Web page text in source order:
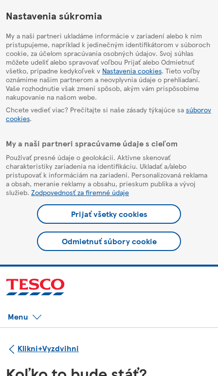
HelpPage
Nastavenia súkromia
My a naši partneri ukladáme informácie v zariadení alebo k nim
pristupujeme, napríklad k jedinečným identifikátorom v súboroch
cookie, za účelom spracúvania osobných údajov. Svoj súhlas
môžete udeliť alebo spravovať voľbou Prijať alebo Odmietnuť
všetko, prípadne kedykoľvek v Nastavenia cookies. Tieto voľby
oznámime našim partnerom a neovplyvnia údaje o prehliadaní.
Vaše rozhodnutie však zmení spôsob, akým vám prispôsobíme
nakupovanie na našom webe.
Chcete vedieť viac? Prečítajte si naše zásady týkajúce sa súborov
cookies.
My a naši partneri spracúvame údaje s cieľom
Používať presné údaje o geolokácii. Aktívne skenovať
charakteristiky zariadenia na identifikáciu. Ukladať a/alebo
pristupovať k informáciám na zariadení. Personalizovaná reklama
a obsah, meranie reklamy a obsahu, prieskum publika a vývoj
služieb. Zodpovednosť za firemné údaje
Prijať všetky cookies
Odmietnuť súbory cookie
Menu
Klikni+Vyzdvihni